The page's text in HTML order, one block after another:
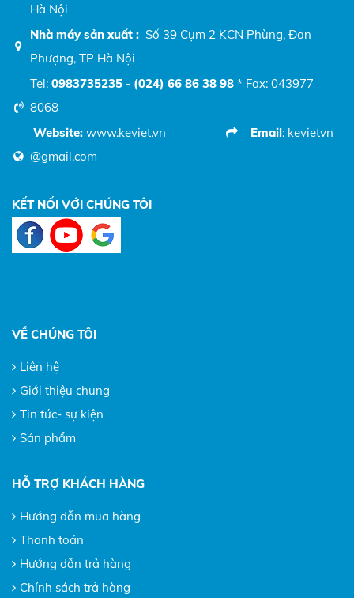
Hà Nội
Nhà máy sản xuất : Số 39 Cụm 2 KCN Phùng, Đan
Phượng, TP Hà Nội
Tel: 0983735235 - (024) 66 86 38 98 * Fax: 043977
8068
Website: www.keviet.vn Email: kevietvn
@gmail.com
KẾT NỐI VỚI CHÚNG TÔI
VỀ CHÚNG TÔI
Liên hệ
Giới thiệu chung
Tin tức- sự kiện
Sản phẩm
HỖ TRỢ KHÁCH HÀNG
Hướng dẫn mua hàng
Thanh toán
Hướng dẫn trả hàng
Chính sách trả hàng